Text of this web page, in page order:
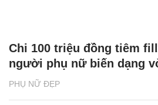
PHỤ NỮ ĐẸP
Chi 100 triệu đồng tiêm
người phụ nữ biến dạng